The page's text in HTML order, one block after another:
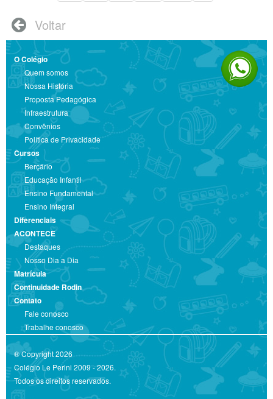
 Voltar
O Colégio
Quem somos
Nossa História
Proposta Pedagógica
Infraestrutura
Convênios
Política de Privacidade
Cursos
Berçário
Educação Infantil
Ensino Fundamental
Ensino Integral
Diferenciais
ACONTECE
Destaques
Nosso Dia a Dia
Matrícula
Continuidade Rodin
Contato
Fale conosco
Trabalhe conosco
® Copyright 2026
Colégio Le Perini 2009 - 2026.
Todos os direitos reservados.